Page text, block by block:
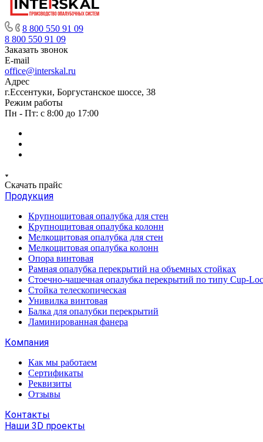
8 800 550 91 09
8 800 550 91 09
Заказать звонок
E-mail
office@interskal.ru
Адрес
г.Ессентуки, Боргустанское шоссе, 38
Режим работы
Пн - Пт: с 8:00 до 17:00
Скачать прайс
Продукция
Крупнощитовая опалубка для стен
Крупнощитовая опалубка колонн
Мелкощитовая опалубка для стен
Мелкощитовая опалубка колонн
Опора винтовая
Рамная опалубка перекрытий на объемных стойках
Стоечно-чашечная опалубка перекрытий по типу Cup-
Стойка телескопическая
Унивилка винтовая
Балка для опалубки перекрытий
Ламинированная фанера
Компания
Как мы работаем
Сертификаты
Реквизиты
Отзывы
Контакты
Наши 3D проекты